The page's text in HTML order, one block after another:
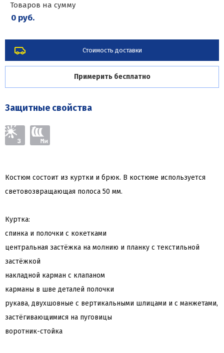
Товаров на сумму
0 руб.
Стоимость доставки
Примерить бесплатно
Защитные свойства
Костюм состоит из куртки и брюк. В костюме используется
световозвращающая полоса 50 мм.
Куртка:
спинка и полочки с кокетками
центральная застёжка на молнию и планку с текстильной
застёжкой
накладной карман с клапаном
карманы в шве деталей полочки
рукава, двухшовные с вертикальными шлицами и с манжетами,
застёгивающимися на пуговицы
воротник-стойка